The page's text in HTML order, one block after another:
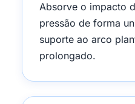
Absorve o impacto
pressão de forma
suporte ao arco
prolongado.